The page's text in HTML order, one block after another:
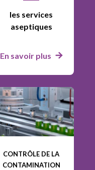
les services
aseptiques
En savoir plus
CONTRÔLE DE LA
CONTAMINATION